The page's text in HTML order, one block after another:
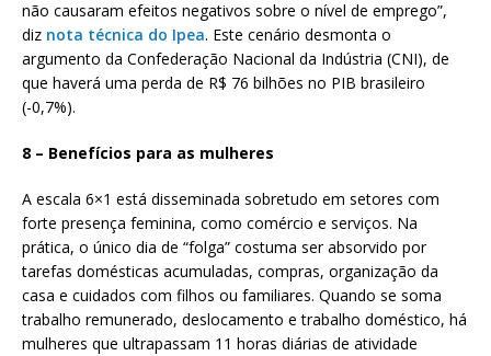
não causaram efeitos negativos sobre o nível de emprego”,
diz nota técnica do Ipea. Este cenário desmonta o
argumento da Confederação Nacional da Indústria (CNI), de
que haverá uma perda de R$ 76 bilhões no PIB brasileiro
(-0,7%).
8 – Benefícios para as mulheres
A escala 6×1 está disseminada sobretudo em setores com
forte presença feminina, como comércio e serviços. Na
prática, o único dia de “folga” costuma ser absorvido por
tarefas domésticas acumuladas, compras, organização da
casa e cuidados com filhos ou familiares. Quando se soma
trabalho remunerado, deslocamento e trabalho doméstico, há
mulheres que ultrapassam 11 horas diárias de atividade